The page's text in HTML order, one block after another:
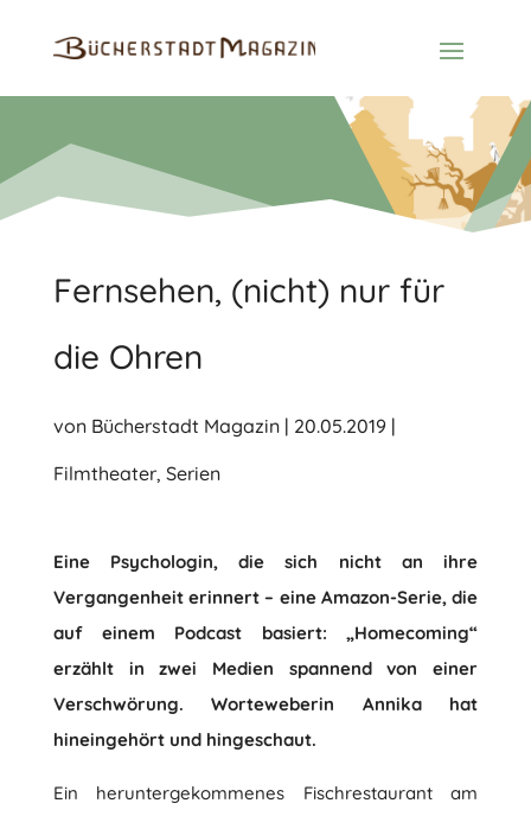
Fernsehen, (nicht) nur für
die Ohren
von Bücherstadt Magazin| 20.05.2019|
Filmtheater, Serien
Eine Psychologin, die sich nicht an ihre
Vergangenheit erinnert – eine Amazon-Serie, die
auf einem Podcast basiert: „Homecoming“
erzählt in zwei Medien spannend von einer
Verschwörung. Worteweberin Annika hat
hineingehört und hingeschaut.
Ein heruntergekommenes Fischrestaurant am